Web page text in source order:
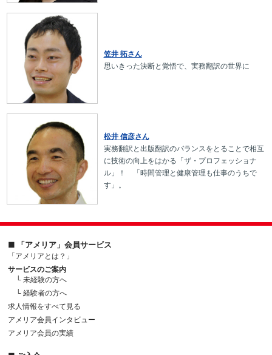
笠井 拓さん
思いきった決断と覚悟で、実務翻訳の世界に
松井 信彦さん
実務翻訳と出版翻訳のバランスをとることで相互
に技術の向上をはかる「ザ・プロフェッショナ
ル」！ 「時間管理と健康管理も仕事のうちで
す」。
■ 「アメリア」会員サービス
「アメリアとは？」
サービスのご案内
└ 未経験の方へ
└ 経験者の方へ
求人情報をすべて見る
アメリア会員インタビュー
アメリア会員の実績